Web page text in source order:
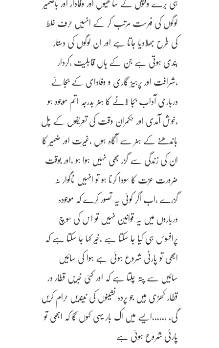
لوگوں کی فہرست مرتب کر کے انہیں حرف غلط
کی طرح بھلادیا جاتا ہے اور ان لوگوں کی دستار
بندی ہوتی ہے جن کے ہاں قابلیت ،کردار
،شرافت اور پرہیز گاری و وفادای کے بجائے
درباری آداب بجا لانے کا ہنر بدرجہ اتم موجود ہو
،خوش آمدی اور حکمران وقت کی تعریفوں کے پل
باندھنے کے ہنر سے آگاہ ہوں ،غیرت اور ضمیر کا
ان کی زندگی سے گزر بھی نہیں ہوا ہو ،اور بوقت
ضرورت عزت کا سودا کرنا ہو تو انہیں ناگوار نہ
گزرے ،اب اگر کوئی یہ تصور کرے کہ موجودہ
درباروں میں یہ قوانین نہیں تو اس کی سوچ
پرافسوس ہی کیا جا سکتا ہے ،خیر کہا جا سکتا ہے کہ
ابھی تو پارٹی شروع ہوئی ہے ہوا کی سائیں
سائیں سے پتہ چلتا ہے کہ اور کئی خبریں قطار در
قطار کھڑی ہیں جو پردہ نشینوں کی نیندیں حرام کریں
گی، ،،،،،،ایسے میں اک بار یہی کہوں گا کہ ابھی تو
پارٹی شروع ہوئی ہے